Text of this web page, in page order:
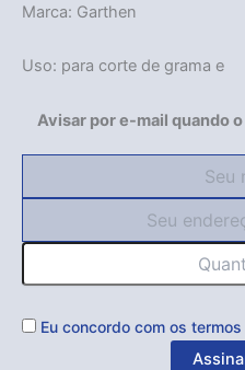
Marca: Garthen
Uso: para corte de grama e
Avisar por e-mail quando
Eu concordo com os termos